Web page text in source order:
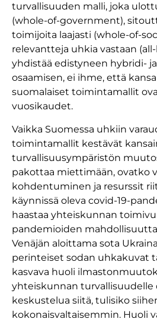
turvallisuuden malli, joka
(whole-of-government),
toimijoita laajasti (whole-of-
relevantteja uhkia vastaan
yhdistää edistyneen hybridi-
osaamisen, ei ihme, että
suomalaiset toimintamallit
vuosikaudet.
Vaikka Suomessa uhkiin
toimintamallit kestävät
turvallisuusympäristön
pakottaa miettimään, ovatko
kohdentuminen ja resurssit
käynnissä oleva covid-19-
haastaa yhteiskunnan
pandemioiden
Venäjän aloittama sota
perinteiset sodan uhkakuvat
kasvava huoli
yhteiskunnan turvallisuudelle
keskustelua siitä, tulisiko
kokonaisvaltaisemmin. Huoli